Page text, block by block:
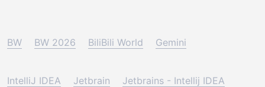
BW BW 2026 BiliBili World Gemini
IntelliJ IDEA Jetbrain Jetbrains - Intellij IDEA